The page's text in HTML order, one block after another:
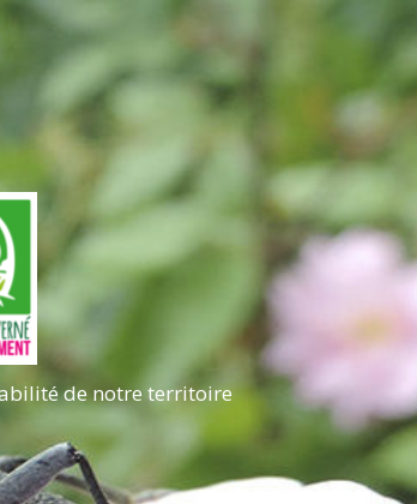
de notre territoire